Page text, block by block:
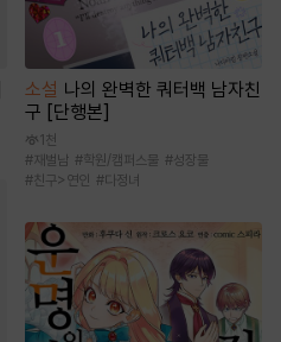
소설 나의 완벽한 쿼터백 남자친
구 [단행본]
1천
#재벌남 #학원/캠퍼스물 #성장물
#친구>연인 #다정녀